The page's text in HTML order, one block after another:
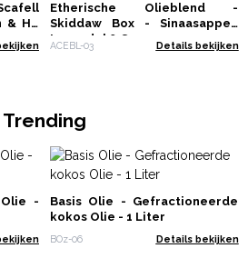
& Ho
Etherische Olieblend -
Skiddaw Box - Sinaasappel,
Lavendel & Spar
ACEBL-03 Details bekijken
Trending
Olie -
Basis Olie - Gefractioneerde
kokos Olie - 1 Liter
BOz-06 Details bekijken